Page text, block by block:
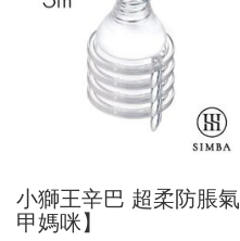
小獅王辛巴 超柔防脹
甲媽咪】